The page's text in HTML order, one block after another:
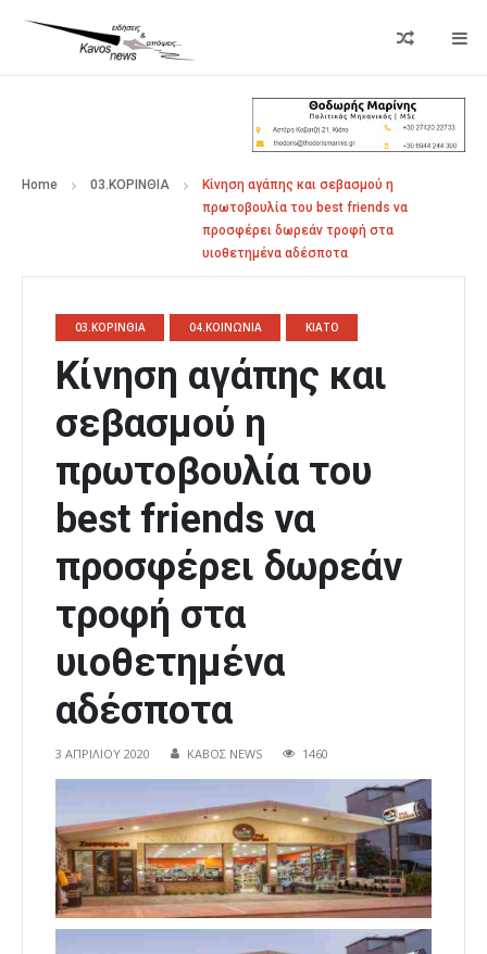
Home 03.ΚΟΡΙΝΘΙΑ
Κίνηση αγάπης και σεβασμού η
πρωτοβουλία του best friends να
προσφέρει δωρεάν τροφή στα
υιοθετημένα αδέσποτα
03.ΚΟΡΙΝΘΙΑ 04.ΚΟΙΝΩΝΙΑ ΚΙΑΤΟ
Κίνηση αγάπης και
σεβασμού η
πρωτοβουλία του
best friends να
προσφέρει δωρεάν
τροφή στα
υιοθετημένα
αδέσποτα
3 ΑΠΡΙΛΊΟΥ 2020 ΚΑΒΟΣ NEWS 1460